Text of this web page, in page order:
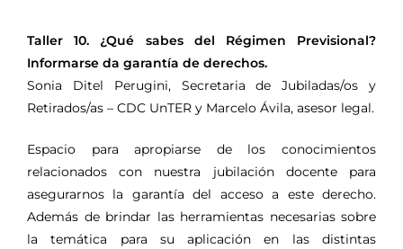
Taller 10. ¿Qué sabes del Régimen Previsional?
Informarse da garantía de derechos.
Sonia Ditel Perugini, Secretaria de Jubiladas/os y
Retirados/as – CDC UnTER y Marcelo Ávila, asesor legal.
Espacio para apropiarse de los conocimientos
relacionados con nuestra jubilación docente para
asegurarnos la garantía del acceso a este derecho.
Además de brindar las herramientas necesarias sobre
la temática para su aplicación en las distintas